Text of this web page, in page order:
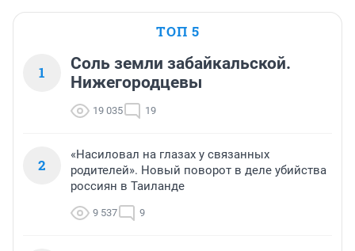
ТОП 5
1
Соль земли забайкальской.
Нижегородцевы
19 035 19
2
«Насиловал на глазах у связанных
родителей». Новый поворот в деле убийства
россиян в Таиланде
9 537 9